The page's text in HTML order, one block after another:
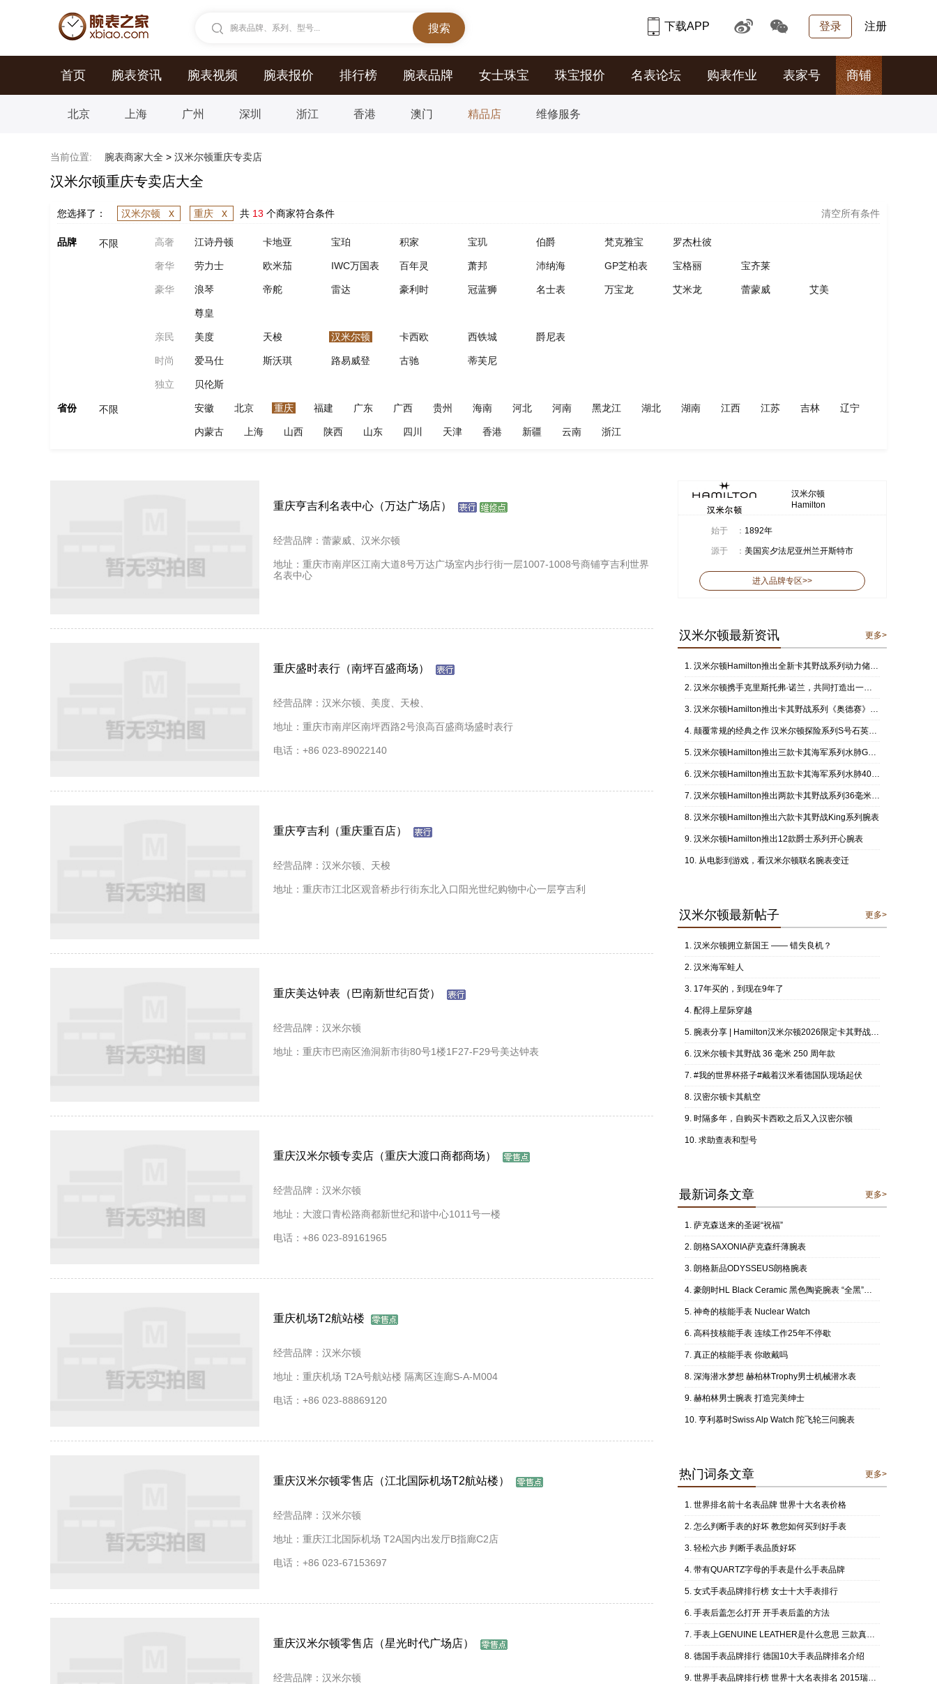
腕表品牌、系列、型号... 登录 注册
下载APP
首页 腕表资讯 腕表视频 腕表报价 排行榜 腕表品牌 女士珠宝 珠宝报价 名表论坛 购表作业 表家号 商铺
北京 上海 广州 深圳 浙江 香港 澳门 精品店 维修服务
当前位置: 腕表商家大全 > 汉米尔顿重庆专卖店
汉米尔顿重庆专卖店大全
您选择了： 汉米尔顿 x 重庆 x 共 13 个商家符合条件 清空所有条件
品牌 不限 高奢 江诗丹顿 卡地亚 宝珀 积家 宝玑 伯爵 梵克雅宝 罗杰杜彼
奢华 劳力士 欧米茄 IWC万国表 百年灵 萧邦 沛纳海 GP芝柏表 宝格丽 宝齐莱
豪华 浪琴 帝舵 雷达 豪利时 冠蓝狮 名士表 万宝龙 艾米龙 蕾蒙威 艾美
尊皇
亲民 美度 天梭 汉米尔顿 卡西欧 西铁城 爵尼表
时尚 爱马仕 斯沃琪 路易威登 古驰 蒂芙尼
独立 贝伦斯
省份 不限 安徽 北京 重庆 福建 广东 广西 贵州 海南 河北 河南 黑龙江 湖北 湖南 江西 江苏 吉林 辽宁
内蒙古 上海 山西 陕西 山东 四川 天津 香港 新疆 云南 浙江
重庆亨吉利名表中心（万达广场店）
经营品牌：蕾蒙威、汉米尔顿
地址：重庆市南岸区江南大道8号万达广场室内步行街一层1007-1008号商铺亨吉利世界
名表中心
重庆盛时表行（南坪百盛商场）
经营品牌：汉米尔顿、美度、天梭、
地址：重庆市南岸区南坪西路2号浪高百盛商场盛时表行
电话：+86 023-89022140
重庆亨吉利（重庆重百店）
经营品牌：汉米尔顿、天梭
地址：重庆市江北区观音桥步行街东北入口阳光世纪购物中心一层亨吉利
重庆美达钟表（巴南新世纪百货）
经营品牌：汉米尔顿
地址：重庆市巴南区渔洞新市街80号1楼1F27-F29号美达钟表
重庆汉米尔顿专卖店（重庆大渡口商都商场）
经营品牌：汉米尔顿
地址：大渡口青松路商都新世纪和谐中心1011号一楼
电话：+86 023-89161965
重庆机场T2航站楼
经营品牌：汉米尔顿
地址：重庆机场 T2A号航站楼 隔离区连廊S-A-M004
电话：+86 023-88869120
重庆汉米尔顿零售店（江北国际机场T2航站楼）
经营品牌：汉米尔顿
地址：重庆江北国际机场 T2A国内出发厅B指廊C2店
电话：+86 023-67153697
重庆汉米尔顿零售店（星光时代广场店）
经营品牌：汉米尔顿
汉米尔顿
Hamilton
始于 ： 1892年
源于 ： 美国宾夕法尼亚州兰开斯特市
进入品牌专区>>
汉米尔顿最新资讯 更多>
汉米尔顿Hamilton推出全新卡其野战系列动力储存显示腕表
汉米尔顿携手克里斯托弗·诺兰，共同打造出一款以电影《奥德赛》为灵感的腕表作品
汉米尔顿Hamilton推出卡其野战系列《奥德赛》限量版42毫米自动腕表
颠覆常规的经典之作 汉米尔顿探险系列S号石英腕表
汉米尔顿Hamilton推出三款卡其海军系列水肺GMT 43毫米自动腕表
汉米尔顿Hamilton推出五款卡其海军系列水肺40毫米腕表
汉米尔顿Hamilton推出两款卡其野战系列36毫米机械腕表
汉米尔顿Hamilton推出六款卡其野战King系列腕表
汉米尔顿Hamilton推出12款爵士系列开心腕表
从电影到游戏，看汉米尔顿联名腕表变迁
汉米尔顿最新帖子 更多>
汉米尔顿拥立新国王 —— 错失良机？
汉米海军蛙人
17年买的，到现在9年了
配得上星际穿越
腕表分享 | Hamilton汉米尔顿2026限定卡其野战36MM
汉米尔顿卡其野战 36 毫米 250 周年款
#我的世界杯搭子#戴着汉米看德国队现场起伏
汉密尔顿卡其航空
时隔多年，自购买卡西欧之后又入汉密尔顿
求助查表和型号
最新词条文章 更多>
萨克森送来的圣诞“祝福”
朗格SAXONIA萨克森纤薄腕表
朗格新品ODYSSEUS朗格腕表
豪朗时HL Black Ceramic 黑色陶瓷腕表 “全黑”色泽阐述时间结构
神奇的核能手表 Nuclear Watch
高科技核能手表 连续工作25年不停歇
真正的核能手表 你敢戴吗
深海潜水梦想 赫柏林Trophy男士机械潜水表
赫柏林男士腕表 打造完美绅士
亨利慕时Swiss Alp Watch 陀飞轮三问腕表
热门词条文章 更多>
世界排名前十名表品牌 世界十大名表价格
怎么判断手表的好坏 教您如何买到好手表
轻松六步 判断手表品质好坏
带有QUARTZ字母的手表是什么手表品牌
女式手表品牌排行榜 女士十大手表排行
手表后盖怎么打开 开手表后盖的方法
手表上GENUINE LEATHER是什么意思 三款真皮手表推荐！
德国手表品牌排行 德国10大手表品牌排名介绍
世界手表品牌排行榜 世界十大名表排名 2015瑞士名表排行榜